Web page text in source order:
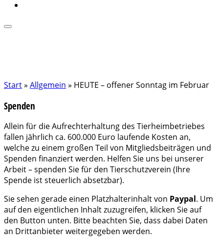
Start» Allgemein » HEUTE – offener Sonntag im Februar
Spenden
Allein für die Aufrechterhaltung des Tierheimbetriebes
fallen jährlich ca. 600.000 Euro laufende Kosten an,
welche zu einem großen Teil von Mitgliedsbeiträgen und
Spenden finanziert werden. Helfen Sie uns bei unserer
Arbeit – spenden Sie für den Tierschutzverein (Ihre
Spende ist steuerlich absetzbar).
Sie sehen gerade einen Platzhalterinhalt von Paypal. Um
auf den eigentlichen Inhalt zuzugreifen, klicken Sie auf
den Button unten. Bitte beachten Sie, dass dabei Daten
an Drittanbieter weitergegeben werden.